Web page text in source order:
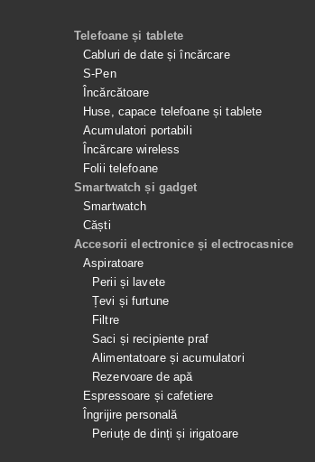
Telefoane și tablete
Cabluri de date și încărcare
S-Pen
Încărcătoare
Huse, capace telefoane și tablete
Acumulatori portabili
Încărcare wireless
Folii telefoane
Smartwatch și gadget
Smartwatch
Căști
Accesorii electronice și electrocasnice
Aspiratoare
Perii și lavete
Țevi și furtune
Filtre
Saci și recipiente praf
Alimentatoare și acumulatori
Rezervoare de apă
Espressoare și cafetiere
Îngrijire personală
Periuțe de dinți și irigatoare